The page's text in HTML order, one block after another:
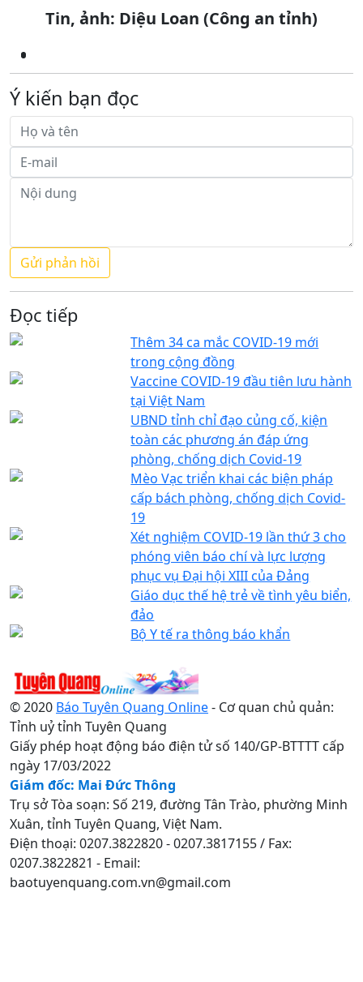
Tin, ảnh: Diệu Loan (Công an tỉnh)
Ý kiến bạn đọc
Đọc tiếp
Thêm 34 ca mắc COVID-19 mới
trong cộng đồng
Vaccine COVID-19 đầu tiên lưu hành
tại Việt Nam
UBND tỉnh chỉ đạo củng cố, kiện
toàn các phương án đáp ứng
phòng, chống dịch Covid-19
Mèo Vạc triển khai các biện pháp
cấp bách phòng, chống dịch Covid-
19
Xét nghiệm COVID-19 lần thứ 3 cho
phóng viên báo chí và lực lượng
phục vụ Đại hội XIII của Đảng
Giáo dục thế hệ trẻ về tình yêu biển,
đảo
Bộ Y tế ra thông báo khẩn
© 2020 Báo Tuyên Quang Online- Cơ quan chủ quản:
Tỉnh uỷ tỉnh Tuyên Quang
Giấy phép hoạt động báo điện tử số 140/GP-BTTTT cấp
ngày 17/03/2022
Giám đốc: Mai Đức Thông
Trụ sở Tòa soạn: Số 219, đường Tân Trào, phường Minh
Xuân, tỉnh Tuyên Quang, Việt Nam.
Điện thoại: 0207.3822820 - 0207.3817155 / Fax:
0207.3822821 - Email:
baotuyenquang.com.vn@gmail.com